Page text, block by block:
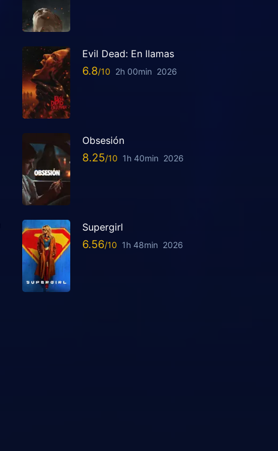
Evil Dead: En llamas
6.8 2h 00min 2026
Obsesión
8.25 1h 40min 2026
Supergirl
6.56 1h 48min 2026